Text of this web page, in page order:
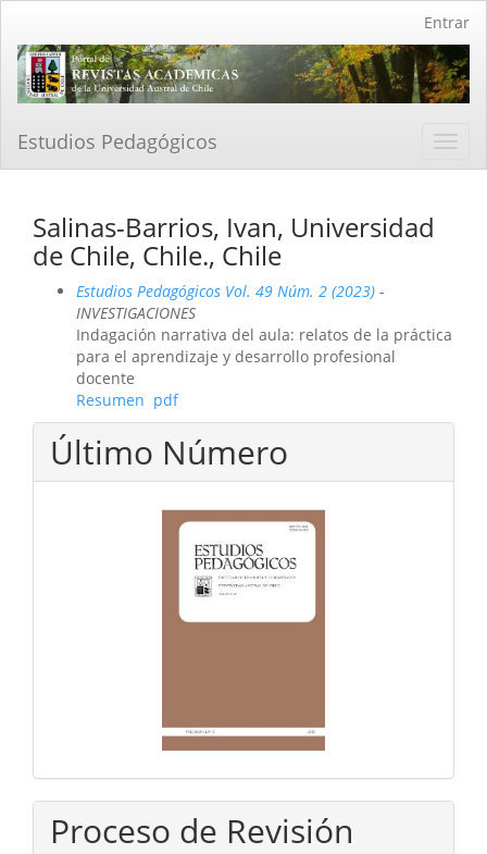
Contenido
principal
Barra
Entrar
Estudios Pedagógicos
Salinas-Barrios, Ivan, Universidad
de Chile, Chile., Chile
Estudios Pedagógicos Vol. 49 Núm. 2 (2023) -
INVESTIGACIONES
Indagación narrativa del aula: relatos de la práctica
para el aprendizaje y desarrollo profesional
docente
Resumen pdf
Último Número
Proceso de Revisión